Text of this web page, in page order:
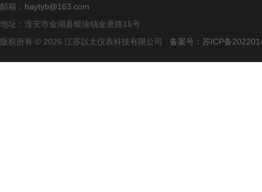
邮箱： haytyb@163.com
地址：淮安市金湖县银涂镇金唐路16号
版权所有 © 2026 江苏以太仪表科技有限公司 备案号：苏ICP备